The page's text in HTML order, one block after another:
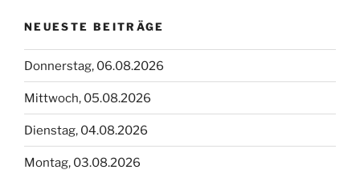
NEUESTE BEITRÄGE
Donnerstag, 06.08.2026
Mittwoch, 05.08.2026
Dienstag, 04.08.2026
Montag, 03.08.2026